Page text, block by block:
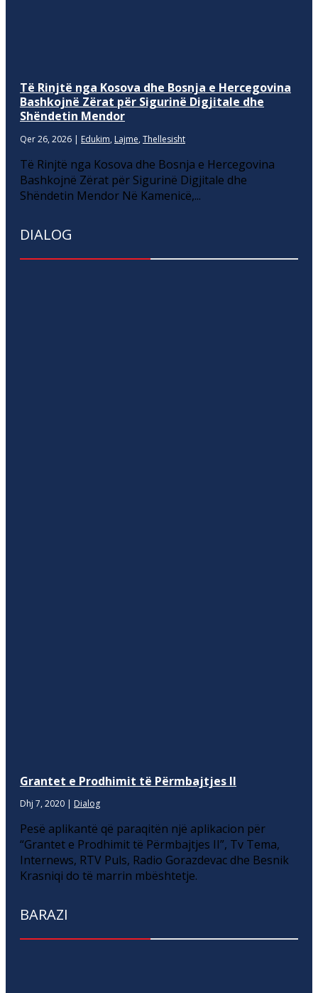
Të Rinjtë nga Kosova dhe Bosnja e Hercegovina
Bashkojnë Zërat për Sigurinë Digjitale dhe
Shëndetin Mendor
Qer 26, 2026 | Edukim, Lajme, Thellesisht
Të Rinjtë nga Kosova dhe Bosnja e Hercegovina
Bashkojnë Zërat për Sigurinë Digjitale dhe
Shëndetin Mendor Në Kamenicë,...
DIALOG
Grantet e Prodhimit të Përmbajtjes II
Dhj 7, 2020 | Dialog
Pesë aplikantë që paraqitën një aplikacion për
“Grantet e Prodhimit të Përmbajtjes II”, Tv Tema,
Internews, RTV Puls, Radio Gorazdevac dhe Besnik
Krasniqi do të marrin mbështetje.
BARAZI